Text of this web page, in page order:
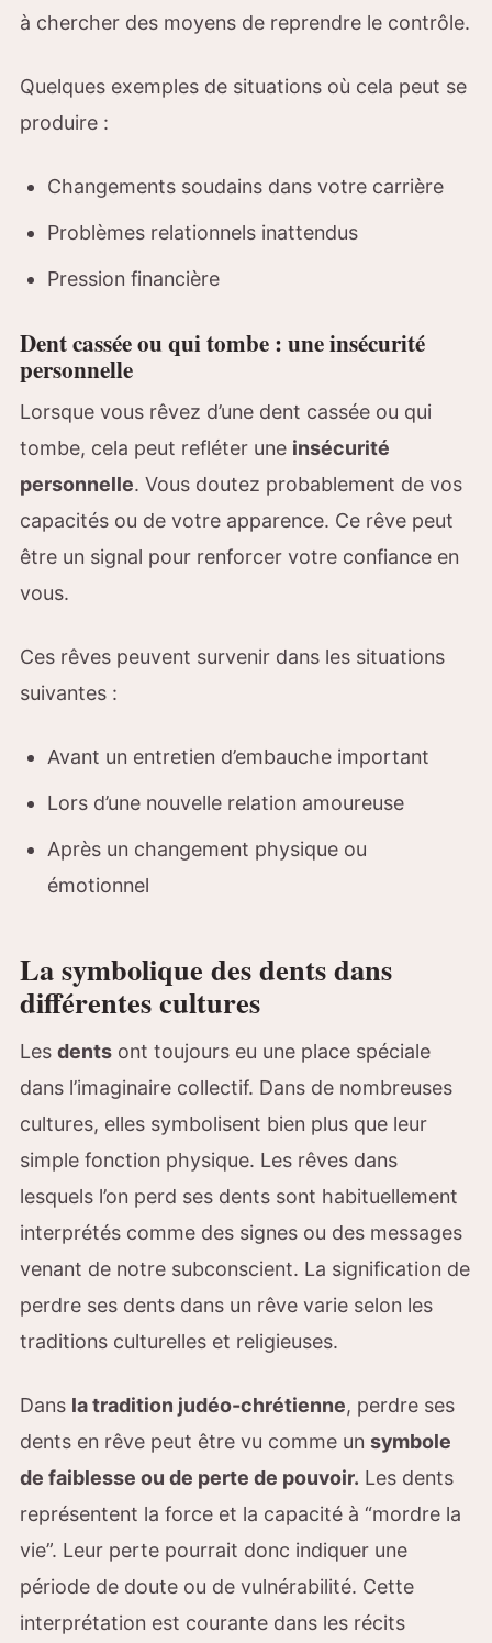
à chercher des moyens de reprendre le contrôle.
Quelques exemples de situations où cela peut se
produire :
Changements soudains dans votre carrière
Problèmes relationnels inattendus
Pression financière
Dent cassée ou qui tombe : une insécurité
personnelle
Lorsque vous rêvez d’une dent cassée ou qui
tombe, cela peut refléter une insécurité
personnelle. Vous doutez probablement de vos
capacités ou de votre apparence. Ce rêve peut
être un signal pour renforcer votre confiance en
vous.
Ces rêves peuvent survenir dans les situations
suivantes :
Avant un entretien d’embauche important
Lors d’une nouvelle relation amoureuse
Après un changement physique ou
émotionnel
La symbolique des dents dans
différentes cultures
Les dents ont toujours eu une place spéciale
dans l’imaginaire collectif. Dans de nombreuses
cultures, elles symbolisent bien plus que leur
simple fonction physique. Les rêves dans
lesquels l’on perd ses dents sont habituellement
interprétés comme des signes ou des messages
venant de notre subconscient. La signification de
perdre ses dents dans un rêve varie selon les
traditions culturelles et religieuses.
Dans la tradition judéo-chrétienne, perdre ses
dents en rêve peut être vu comme un symbole
de faiblesse ou de perte de pouvoir. Les dents
représentent la force et la capacité à “mordre la
vie”. Leur perte pourrait donc indiquer une
période de doute ou de vulnérabilité. Cette
interprétation est courante dans les récits